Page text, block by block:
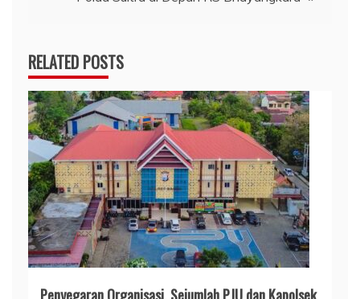
RELATED POSTS